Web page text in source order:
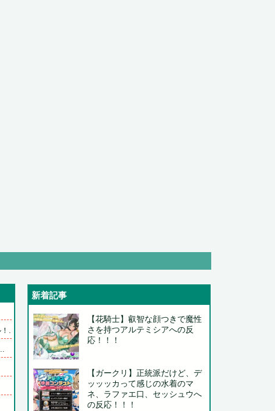
...
新着記事
【花騎士】叡智な顔つきで魔性
さを持つアルテミシアへの反
応！！！
【ガークリ】正統派だけど、デ
ッッッカって感じの水着のマ
ネ、ラファエ口、セッシュウへ
の反応！！！